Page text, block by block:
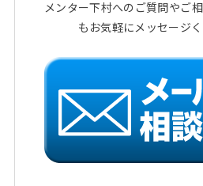
メンター下村へのご質問やご
もお気軽にメッセージ